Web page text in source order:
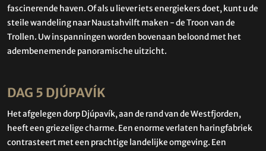
fascinerende haven. Of als u liever iets energiekers doet, kunt u de
steile wandeling naar Naustahvilft maken - de Troon van de
Trollen. Uw inspanningen worden bovenaan beloond met het
adembenemende panoramische uitzicht.
DAG 5 DJÚPAVÍK
Het afgelegen dorp Djúpavík, aan de rand van de Westfjorden,
heeft een griezelige charme. Een enorme verlaten haringfabriek
contrasteert met een prachtige landelijke omgeving. Een